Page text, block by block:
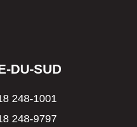
DU-SUD
248-1001
248-9797